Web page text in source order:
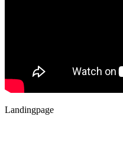
Landingpage